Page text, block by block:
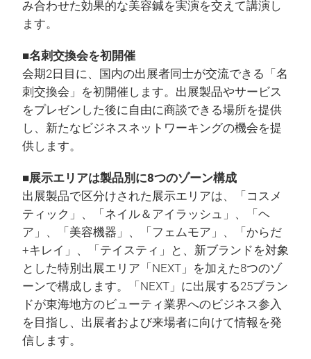
み合わせた効果的な美容鍼を実演を交えて講演し
ます。
■名刺交換会を初開催
会期2日目に、国内の出展者同士が交流できる「名
刺交換会」を初開催します。出展製品やサービス
をプレゼンした後に自由に商談できる場所を提供
し、新たなビジネスネットワーキングの機会を提
供します。
■展示エリアは製品別に8つのゾーン構成
出展製品で区分けされた展示エリアは、「コスメ
ティック」、「ネイル＆アイラッシュ」、「ヘ
ア」、「美容機器」、「フェムモア」、「からだ
+キレイ」、「テイスティ」と、新ブランドを対象
とした特別出展エリア「NEXT」を加えた8つのゾ
ーンで構成します。「NEXT」に出展する25ブラン
ドが東海地方のビューティ業界へのビジネス参入
を目指し、出展者および来場者に向けて情報を発
信します。